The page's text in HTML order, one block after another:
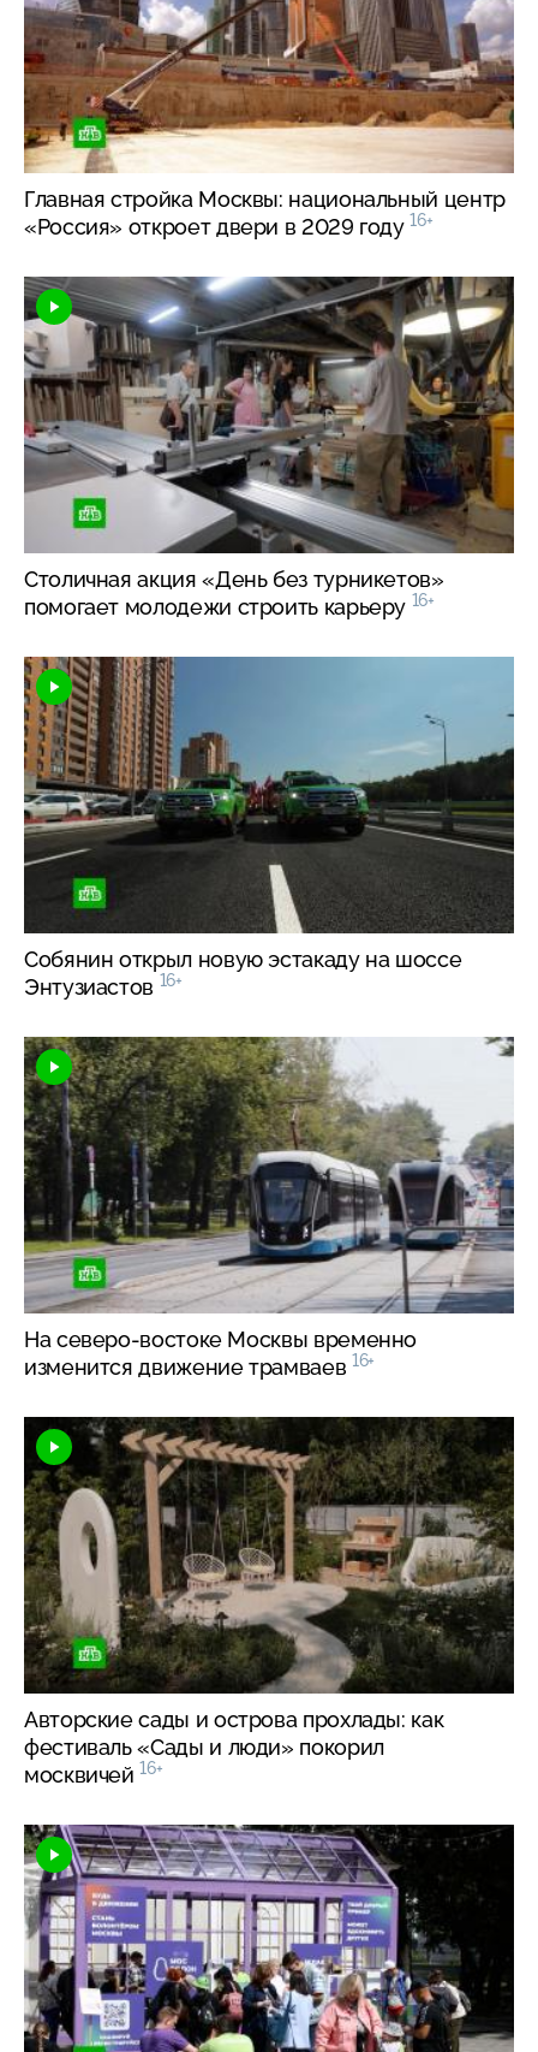
Главная стройка Москвы: национальный центр
«Россия» откроет двери в 2029 году 16+
Столичная акция «День без турникетов»
помогает молодежи строить карьеру 16+
Собянин открыл новую эстакаду на шоссе
Энтузиастов 16+
На северо-востокеМосквы временно
изменится движение трамваев 16+
Авторские сады и острова прохлады: как
фестиваль «Сады и люди» покорил
москвичей 16+